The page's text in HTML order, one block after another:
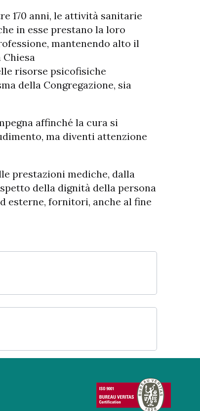
170 anni, le attività sanitarie
in esse prestano la loro
mantenendo alto il
risorse psicofisiche
della Congregazione, sia
affinché la cura si
ma diventi attenzione
prestazioni mediche, dalla
della dignità della persona
esterne, fornitori, anche al fine